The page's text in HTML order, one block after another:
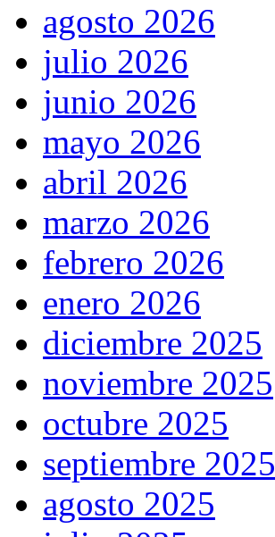
agosto 2026
julio 2026
junio 2026
mayo 2026
abril 2026
marzo 2026
febrero 2026
enero 2026
diciembre 2025
noviembre 2025
octubre 2025
septiembre 2025
agosto 2025